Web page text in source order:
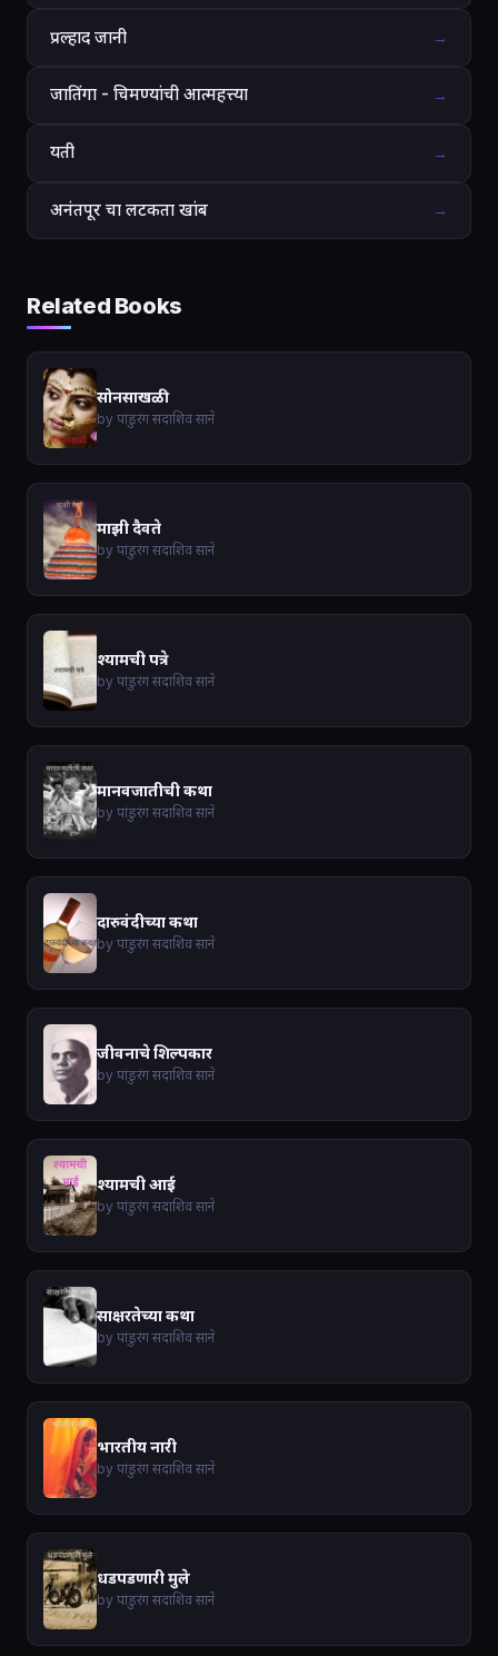
प्रल्हाद जानी →
जातिंगा - चिमण्यांची आत्महत्त्या →
यती →
अनंतपूर चा लटकता खांब →
Related Books
सोनसाखळी
by पांडुरंग सदाशिव साने
माझी दैवते
by पांडुरंग सदाशिव साने
श्यामची पत्रे
by पांडुरंग सदाशिव साने
मानवजातीची कथा
by पांडुरंग सदाशिव साने
दारुवंदीच्या कथा
by पांडुरंग सदाशिव साने
जीवनाचे शिल्पकार
by पांडुरंग सदाशिव साने
श्यामची आई
by पांडुरंग सदाशिव साने
साक्षरतेच्या कथा
by पांडुरंग सदाशिव साने
भारतीय नारी
by पांडुरंग सदाशिव साने
धडपडणारी मुले
by पांडुरंग सदाशिव साने